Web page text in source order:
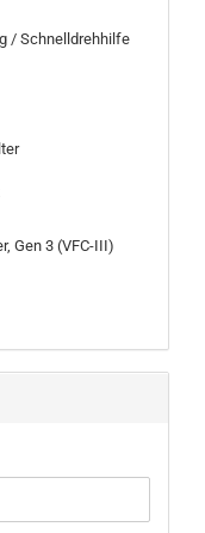
/ Schnelldrehhilfe
Gen 3 (VFC-III)